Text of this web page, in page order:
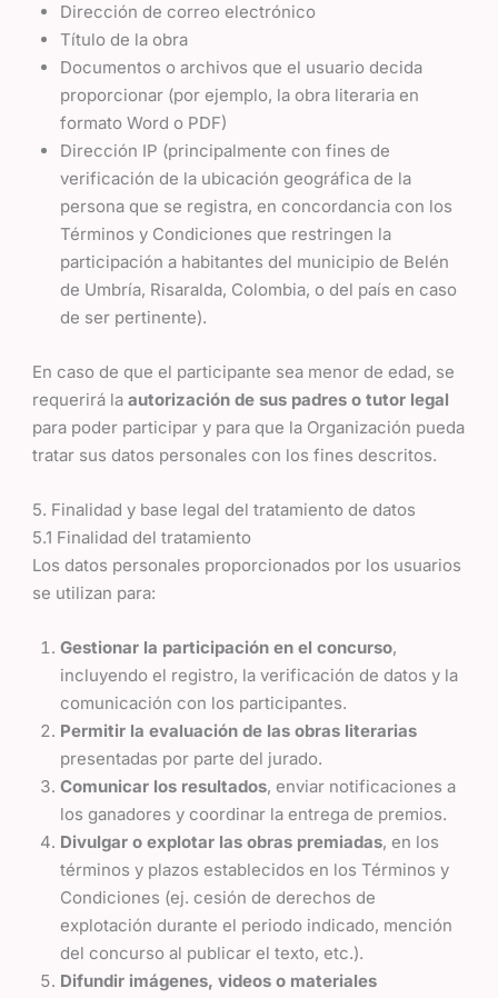
Dirección de correo electrónico
Título de la obra
Documentos o archivos que el usuario decida
proporcionar (por ejemplo, la obra literaria en
formato Word o PDF)
Dirección IP (principalmente con fines de
verificación de la ubicación geográfica de la
persona que se registra, en concordancia con los
Términos y Condiciones que restringen la
participación a habitantes del municipio de Belén
de Umbría, Risaralda, Colombia, o del país en caso
de ser pertinente).
En caso de que el participante sea menor de edad, se
requerirá la autorización de sus padres o tutor legal
para poder participar y para que la Organización pueda
tratar sus datos personales con los fines descritos.
5. Finalidad y base legal del tratamiento de datos
5.1 Finalidad del tratamiento
Los datos personales proporcionados por los usuarios
se utilizan para:
Gestionar la participación en el concurso,
incluyendo el registro, la verificación de datos y la
comunicación con los participantes.
Permitir la evaluación de las obras literarias
presentadas por parte del jurado.
Comunicar los resultados, enviar notificaciones a
los ganadores y coordinar la entrega de premios.
Divulgar o explotar las obras premiadas, en los
términos y plazos establecidos en los Términos y
Condiciones (ej. cesión de derechos de
explotación durante el periodo indicado, mención
del concurso al publicar el texto, etc.).
Difundir imágenes, videos o materiales